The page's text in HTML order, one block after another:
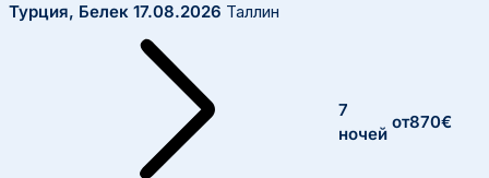
Турция, Белек 17.08.2026 Таллин
7
ночей
от870€